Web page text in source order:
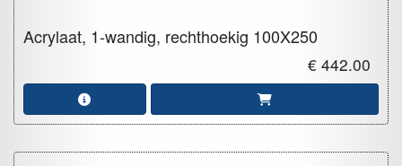
Acrylaat, 1-wandig, rechthoekig 100X250
€ 442.00